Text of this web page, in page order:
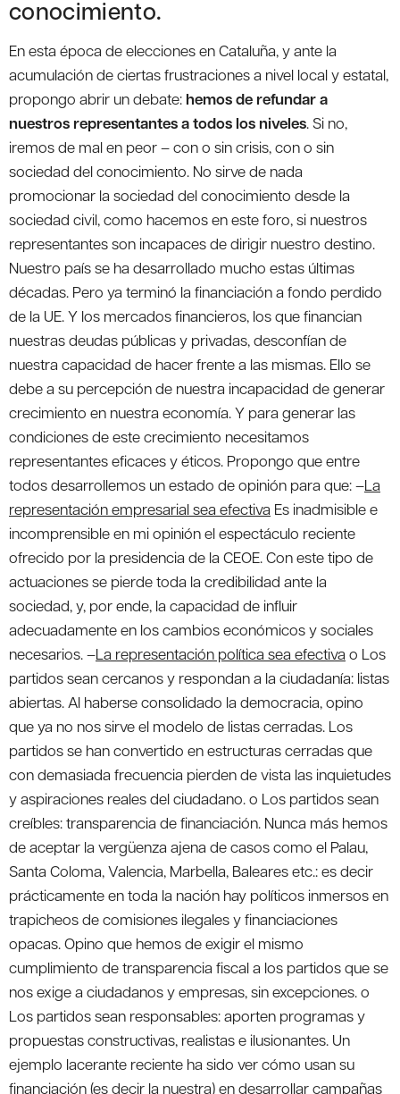
conocimiento.
En esta época de elecciones en Cataluña, y ante la
acumulación de ciertas frustraciones a nivel local y estatal,
propongo abrir un debate: hemos de refundar a
nuestros representantes a todos los niveles. Si no,
iremos de mal en peor – con o sin crisis, con o sin
sociedad del conocimiento. No sirve de nada
promocionar la sociedad del conocimiento desde la
sociedad civil, como hacemos en este foro, si nuestros
representantes son incapaces de dirigir nuestro destino.
Nuestro país se ha desarrollado mucho estas últimas
décadas. Pero ya terminó la financiación a fondo perdido
de la UE. Y los mercados financieros, los que financian
nuestras deudas públicas y privadas, desconfían de
nuestra capacidad de hacer frente a las mismas. Ello se
debe a su percepción de nuestra incapacidad de generar
crecimiento en nuestra economía. Y para generar las
condiciones de este crecimiento necesitamos
representantes eficaces y éticos. Propongo que entre
todos desarrollemos un estado de opinión para que: –La
representación empresarial sea efectiva Es inadmisible e
incomprensible en mi opinión el espectáculo reciente
ofrecido por la presidencia de la CEOE. Con este tipo de
actuaciones se pierde toda la credibilidad ante la
sociedad, y, por ende, la capacidad de influir
adecuadamente en los cambios económicos y sociales
necesarios. –La representación política sea efectiva o Los
partidos sean cercanos y respondan a la ciudadanía: listas
abiertas. Al haberse consolidado la democracia, opino
que ya no nos sirve el modelo de listas cerradas. Los
partidos se han convertido en estructuras cerradas que
con demasiada frecuencia pierden de vista las inquietudes
y aspiraciones reales del ciudadano. o Los partidos sean
creíbles: transparencia de financiación. Nunca más hemos
de aceptar la vergüenza ajena de casos como el Palau,
Santa Coloma, Valencia, Marbella, Baleares etc.: es decir
prácticamente en toda la nación hay políticos inmersos en
trapicheos de comisiones ilegales y financiaciones
opacas. Opino que hemos de exigir el mismo
cumplimiento de transparencia fiscal a los partidos que se
nos exige a ciudadanos y empresas, sin excepciones. o
Los partidos sean responsables: aporten programas y
propuestas constructivas, realistas e ilusionantes. Un
ejemplo lacerante reciente ha sido ver cómo usan su
financiación (es decir la nuestra) en desarrollar campañas